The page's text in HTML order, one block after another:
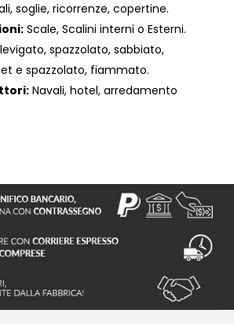
soglie, ricorrenze, copertine.
Scale, Scalini interni o Esterni.
spazzolato, sabbiato,
e spazzolato, fiammato.
Navali, hotel, arredamento